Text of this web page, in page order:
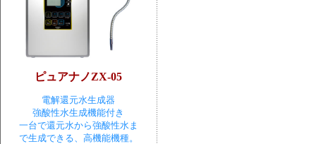
ピュアナノZX-05
電解還元水生成器
強酸性水生成機能付き
一台で還元水から強酸性水ま
で生成できる、高機能機種。